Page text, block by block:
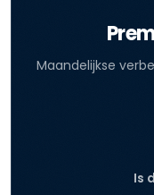
Maandelijkse
Is